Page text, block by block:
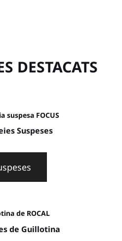
DESTACATS
Suspeses
de Guillotina